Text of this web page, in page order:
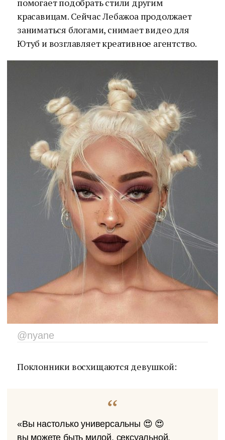
помогает подобрать стили другим
красавицам. Сейчас Лебажоа продолжает
заниматься блогами, снимает видео для
Ютуб и возглавляет креативное агентство.
@nyane
Поклонники восхищаются девушкой:
«Вы настолько универсальны 😍 😍
вы можете быть милой, сексуальной,